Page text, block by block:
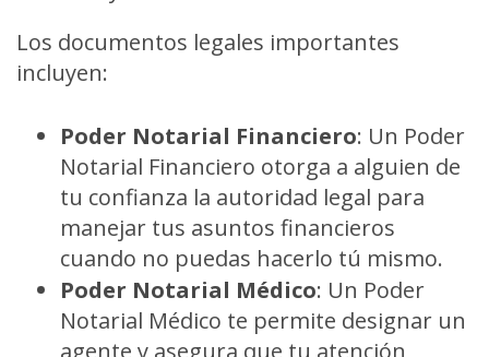
Los documentos legales importantes
incluyen:
Poder Notarial Financiero: Un Poder
Notarial Financiero otorga a alguien de
tu confianza la autoridad legal para
manejar tus asuntos financieros
cuando no puedas hacerlo tú mismo.
Poder Notarial Médico: Un Poder
Notarial Médico te permite designar un
agente y asegura que tu atención